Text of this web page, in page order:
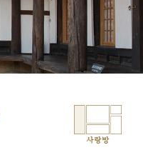
사랑방